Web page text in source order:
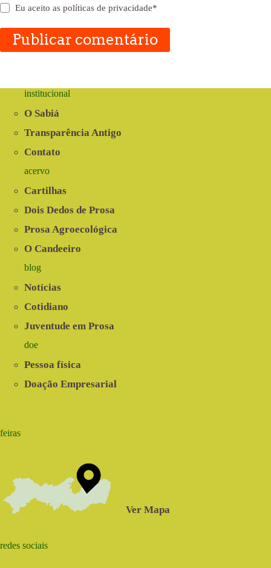
Eu aceito aspolíticas de privacidade*
Publicar comentário
institucional
O Sabiá
Transparência Antigo
Contato
acervo
Cartilhas
Dois Dedos de Prosa
Prosa Agroecológica
O Candeeiro
blog
Notícias
Cotidiano
Juventude em Prosa
doe
Pessoa física
Doação Empresarial
feiras
Ver Mapa
redes sociais